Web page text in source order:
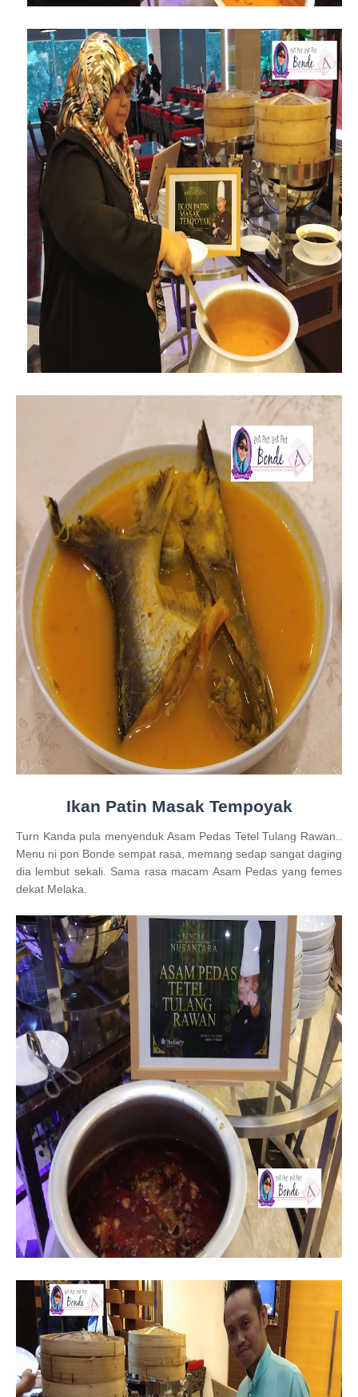
Ikan Patin Masak Tempoyak
Turn Kanda pula menyenduk Asam Pedas Tetel Tulang Rawan..
Menu ni pon Bonde sempat rasa, memang sedap sangat daging
dia lembut sekali. Sama rasa macam Asam Pedas yang femes
dekat Melaka.